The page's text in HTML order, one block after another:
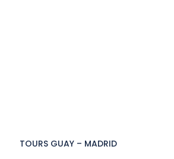
TOURS GUAY – MADRID